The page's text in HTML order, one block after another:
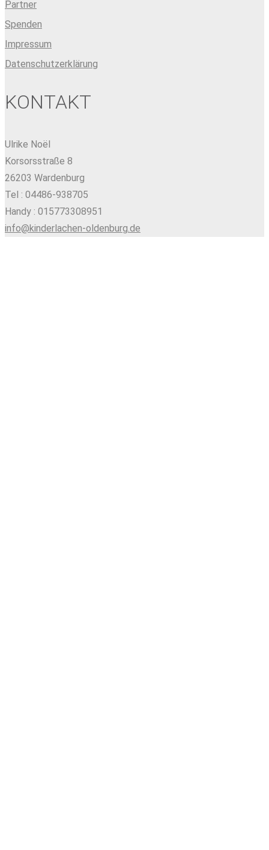
Partner
Spenden
Impressum
Datenschutzerklärung
KONTAKT
Ulrike Noël
Korsorsstraße 8
26203 Wardenburg
Tel : 04486-938705
Handy : 015773308951
info@kinderlachen-oldenburg.de